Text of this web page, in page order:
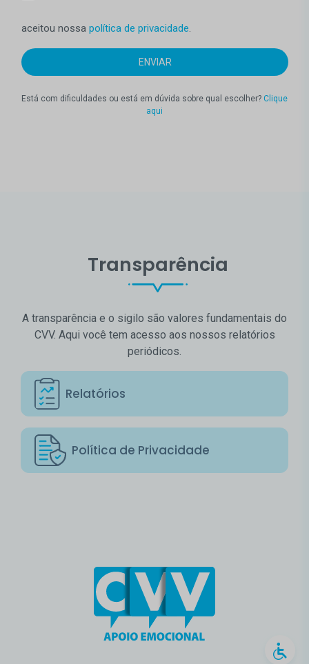
aceitou nossa política de privacidade.
Está com dificuldades ou está em dúvida sobre qual escolher? Clique
aqui
Transparência
A transparência e o sigilo são valores fundamentais do
CVV. Aqui você tem acesso aos nossos relatórios
periódicos.
Relatórios
Política de Privacidade